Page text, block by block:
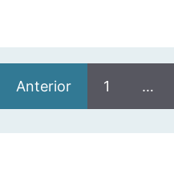
Anterior 1 …